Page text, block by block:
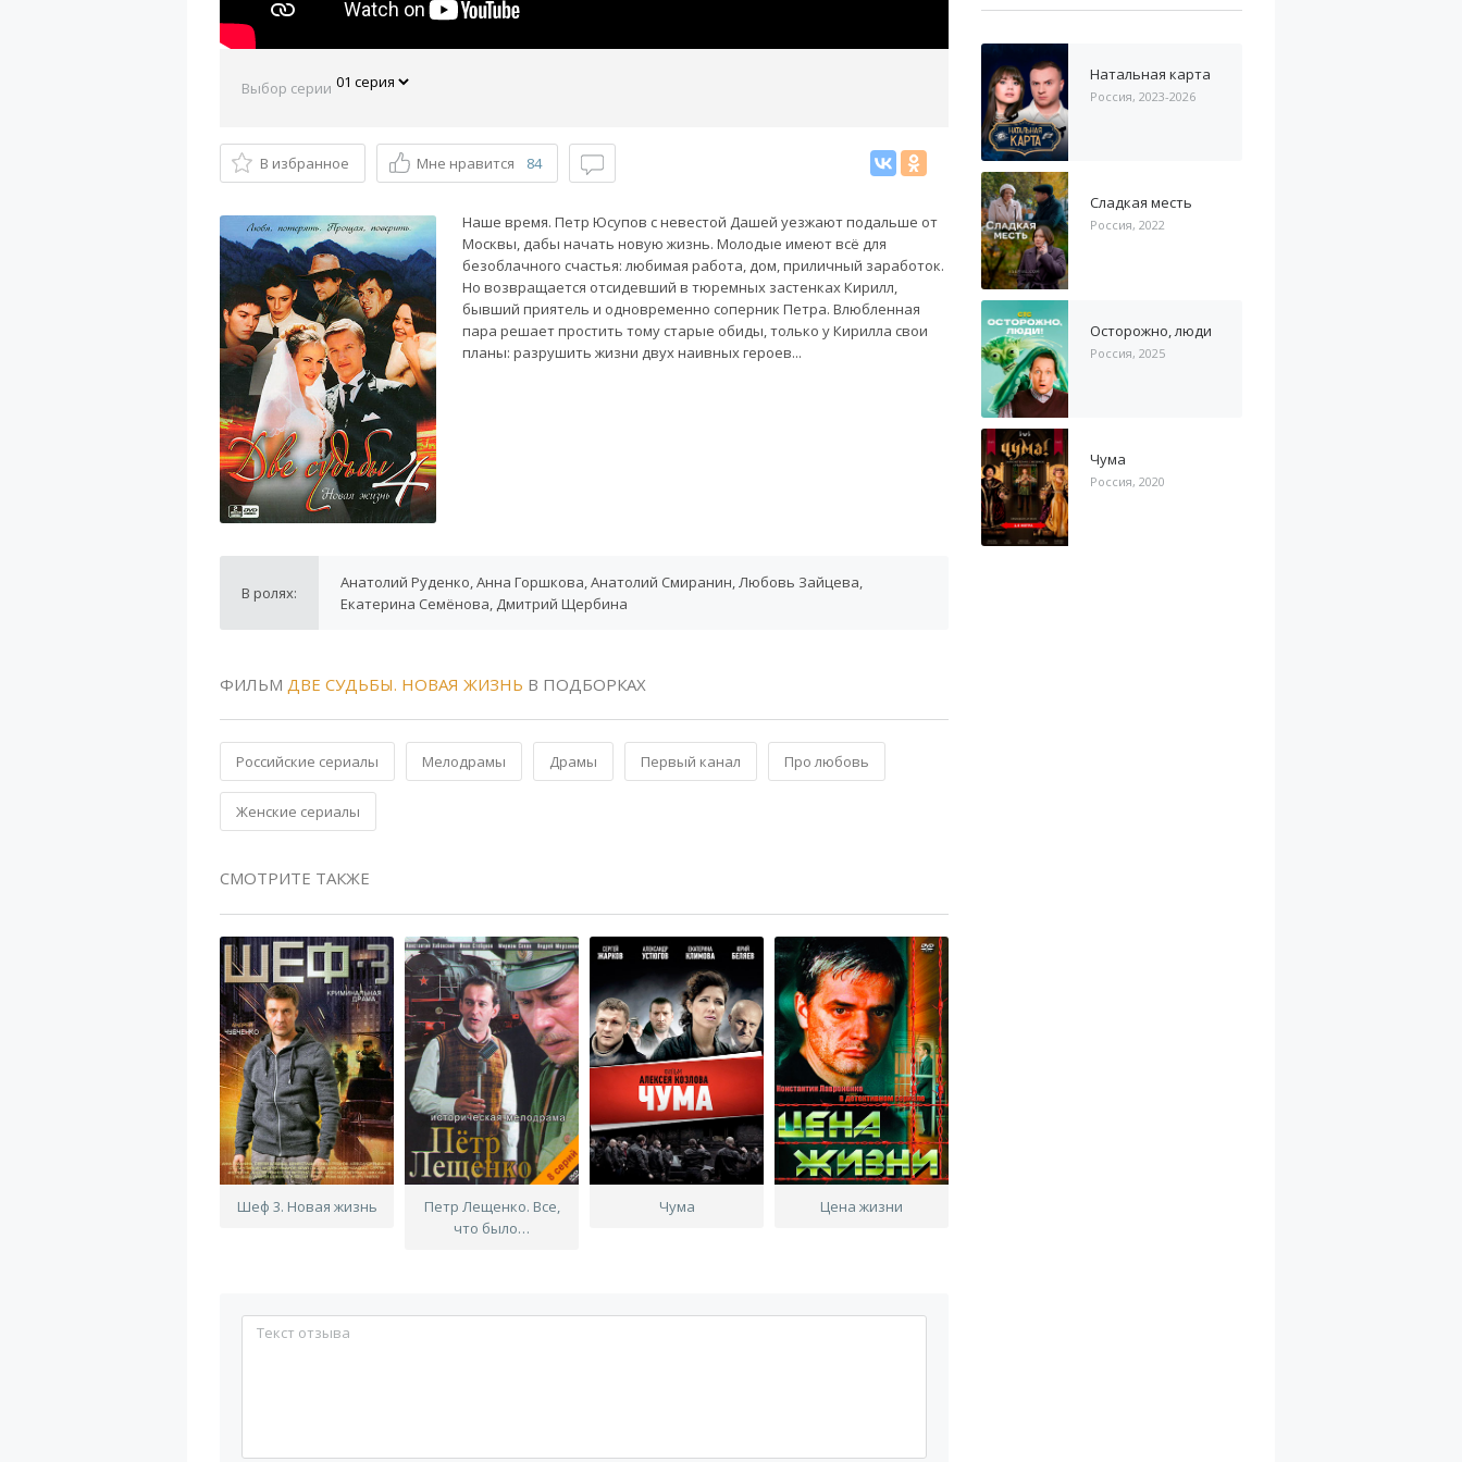
Выбор серии
В избранное Мне нравится 84
Наше время. Петр Юсупов с невестой Дашей уезжают подальше от
Москвы, дабы начать новую жизнь. Молодые имеют всё для
безоблачного счастья: любимая работа, дом, приличный заработок.
Но возвращается отсидевший в тюремных застенках Кирилл,
бывший приятель и одновременно соперник Петра. Влюбленная
пара решает простить тому старые обиды, только у Кирилла свои
планы: разрушить жизни двух наивных героев...
В ролях:
Анатолий Руденко, Анна Горшкова, Анатолий Смиранин, Любовь Зайцева,
Екатерина Семёнова, Дмитрий Щербина
ФИЛЬМ ДВЕ СУДЬБЫ. НОВАЯ ЖИЗНЬ В ПОДБОРКАХ
Российские сериалы Мелодрамы Драмы Первый канал Про любовь
Женские сериалы
СМОТРИТЕ ТАКЖЕ
Шеф 3. Новая жизнь
Петр Лещенко. Все,
что было…
Чума Цена жизни
Натальная карта
Россия, 2023-2026
Сладкая месть
Россия, 2022
Осторожно, люди
Россия, 2025
Чума
Россия, 2020